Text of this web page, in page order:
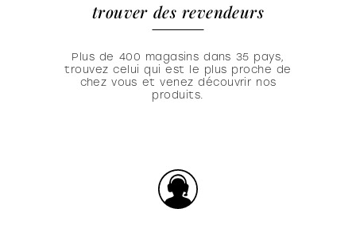
trouver des revendeurs
Plus de 400 magasins dans 35 pays,
trouvez celui qui est le plus proche de
chez vous et venez découvrir nos
produits.